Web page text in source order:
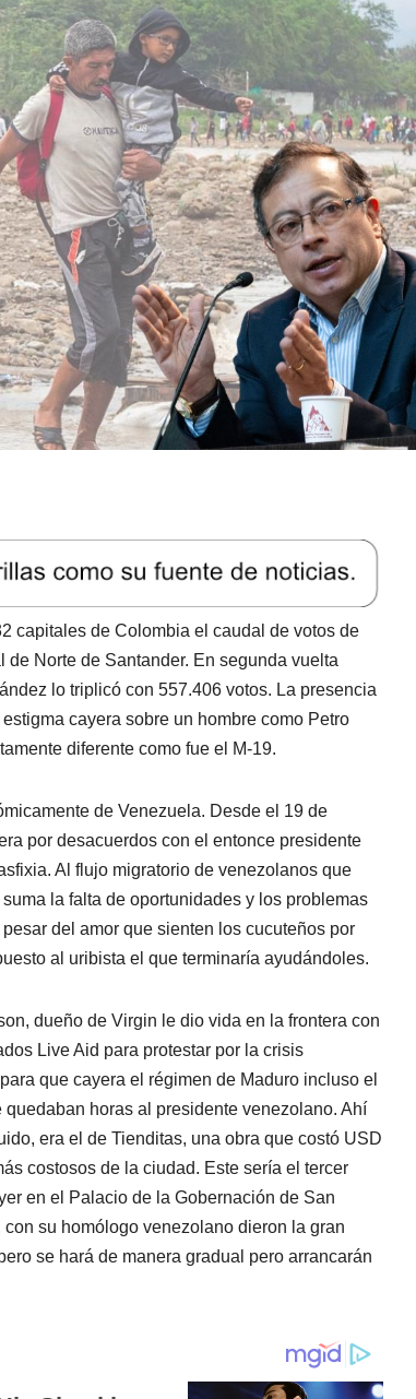
capitales de Colombia el caudal de votos de
Norte de Santander. En segunda vuelta
lo triplicó con 557.406 votos. La presencia
cayera sobre un hombre como Petro
diferente como fue el M-19.
de Venezuela. Desde el 19 de
por desacuerdos con el entonce presidente
Al flujo migratorio de venezolanos que
la falta de oportunidades y los problemas
del amor que sienten los cucuteños por
al uribista el que terminaría ayudándoles.
dueño de Virgin le dio vida en la frontera con
Live Aid para protestar por la crisis
que cayera el régimen de Maduro incluso el
horas al presidente venezolano. Ahí
era el de Tienditas, una obra que costó USD
costosos de la ciudad. Este sería el tercer
en el Palacio de la Gobernación de San
su homólogo venezolano dieron la gran
se hará de manera gradual pero arrancarán